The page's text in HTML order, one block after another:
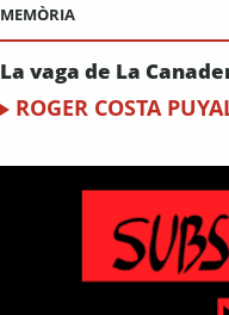
MEMÒRIA
La vaga de La
ROGER COSTA